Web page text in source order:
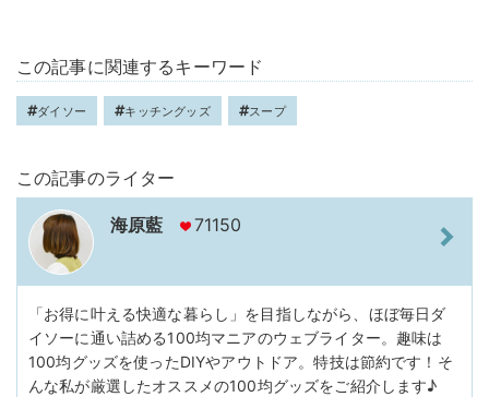
この記事に関連するキーワード
ダイソー キッチングッズ スープ
この記事のライター
海原藍 71150
「お得に叶える快適な暮らし」を目指しながら、ほぼ毎日ダ
イソーに通い詰める100均マニアのウェブライター。趣味は
100均グッズを使ったDIYやアウトドア。特技は節約です！そ
んな私が厳選したオススメの100均グッズをご紹介します♪